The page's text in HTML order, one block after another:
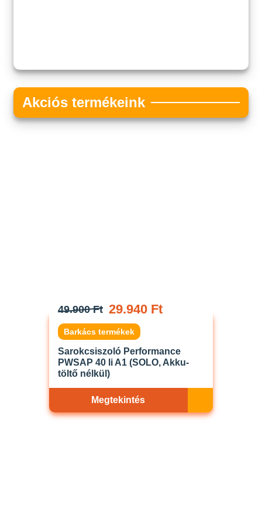
Akciós termékeink
49.900 Ft 29.940 Ft
Barkács termékek
Sarokcsiszoló Performance
PWSAP 40 li A1 (SOLO, Akku-
töltő nélkül)
Megtekintés